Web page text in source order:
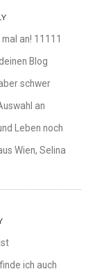
an! 11111
Blog
schwer
an
Leben noch
Wien, Selina
ich auch